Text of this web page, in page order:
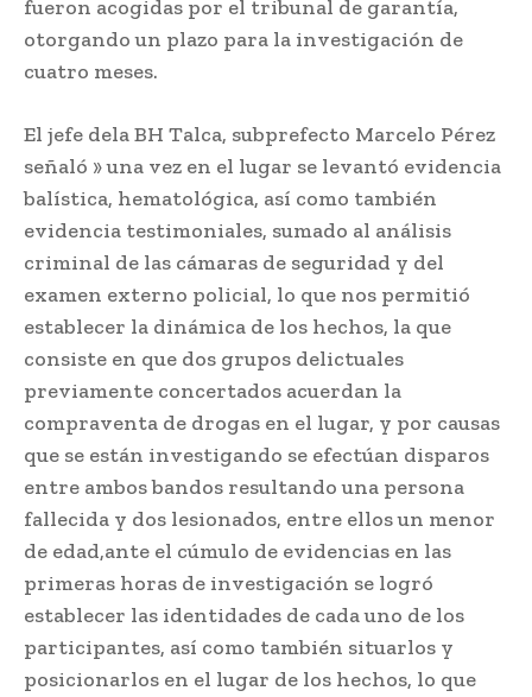
fueron acogidas por el tribunal de garantía,
otorgando un plazo para la investigación de
cuatro meses.
El jefe dela BH Talca, subprefecto Marcelo Pérez
señaló » una vez en el lugar se levantó evidencia
balística, hematológica, así como también
evidencia testimoniales, sumado al análisis
criminal de las cámaras de seguridad y del
examen externo policial, lo que nos permitió
establecer la dinámica de los hechos, la que
consiste en que dos grupos delictuales
previamente concertados acuerdan la
compraventa de drogas en el lugar, y por causas
que se están investigando se efectúan disparos
entre ambos bandos resultando una persona
fallecida y dos lesionados, entre ellos un menor
de edad,ante el cúmulo de evidencias en las
primeras horas de investigación se logró
establecer las identidades de cada uno de los
participantes, así como también situarlos y
posicionarlos en el lugar de los hechos, lo que